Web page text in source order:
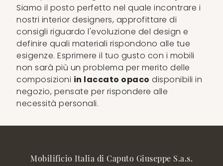
Siamo il posto perfetto nel quale incontrare i
nostri interior designers, approfittare di
consigli riguardo l'evoluzione del design e
definire quali materiali rispondono alle tue
esigenze. Esprimere il tuo gusto con i mobili
non sarà più un problema per merito delle
composizioni in laccato opaco disponibili in
negozio, pensate per rispondere alle
necessità personali.
Mobilificio Italia di Caputo Giuseppe S.a.s.